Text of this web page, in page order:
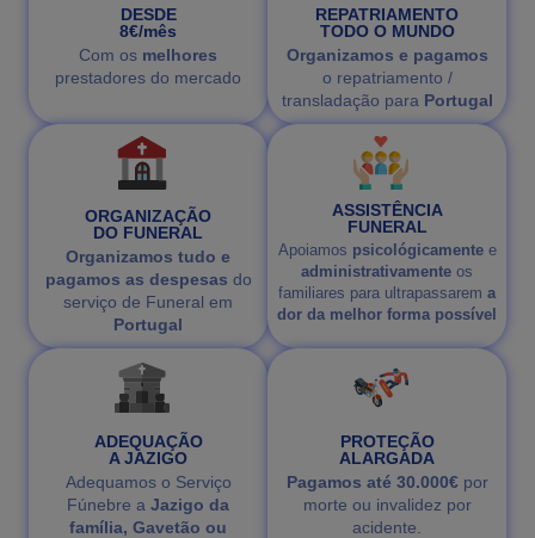
DESDE
8€/mês
Com os melhores
prestadores do mercado
REPATRIAMENTO
TODO O MUNDO
Organizamos e pagamos
o repatriamento /
transladação para Portugal
ORGANIZAÇÃO
DO FUNERAL
Organizamos tudo e
pagamos as despesas do
serviço de Funeral em
Portugal
ASSISTÊNCIA
FUNERAL
Apoiamos psicológicamentee
administrativamente os
familiares para ultrapassarem a
dor da melhor forma possível
ADEQUAÇÃO
A JAZIGO
Adequamos o Serviço
Fúnebre a Jazigo da
família, Gavetão ou
PROTEÇÃO
ALARGADA
Pagamos até 30.000€por
morte ou invalidez por
acidente.